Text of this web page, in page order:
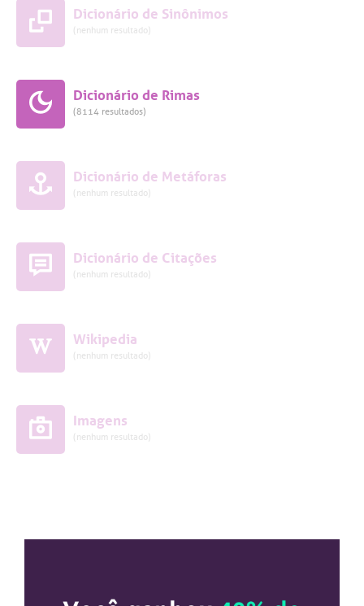
Dicionário de Sinônimos
(nenhum resultado)
Dicionário de Rimas
(8114 resultados)
Dicionário de Metáforas
(nenhum resultado)
Dicionário de Citações
(nenhum resultado)
Wikipedia
(nenhum resultado)
Imagens
(nenhum resultado)